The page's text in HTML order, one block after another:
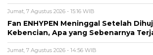
Jumat, 7 Agustus 2026 - 15:16 WIB
Fan ENHYPEN Meninggal Setelah
Kebencian, Apa yang Sebenarnya
Jumat, 7 Agustus 2026 - 14:56 WIB